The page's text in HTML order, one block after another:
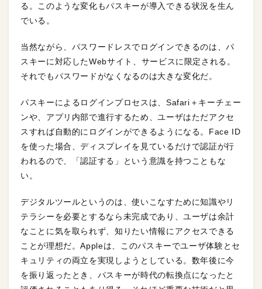
る。このような変化もパスキーが導入できる状況を生ん
でいる。
当然ながら、パスワードレスでログインできるのは、パ
スキーに対応したWebサイト、サービスに限定される。
それでもパスワードがなくなるのは大きな変化だ。
パスキーによるログインプロセスは、Safari＋キーチェー
ンや、アプリ内部で進行するため、ユーザはただアクセ
スすれば自動的にログインができるようになる。Face ID
を使った場合、ディスプレイを見ているだけで認証が行
われるので、「認証する」という意識を持つこともな
い。
デジタルツールというのは、使いこなすために知識やリ
テラシーを必要とするなら未完成であり、ユーザは余計
なことに気を取られず、知りたい情報にアクセスできる
ことが理想だ。Appleは、このパスキーでユーザ体験とセ
キュリティの両立を実現しようとしている。数年後に今
を振り返ったとき、パスキーが時代の転換点になったと